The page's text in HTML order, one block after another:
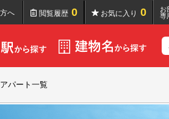
へ 閲覧履歴 0 お気に入り 0
お
専
パート一覧